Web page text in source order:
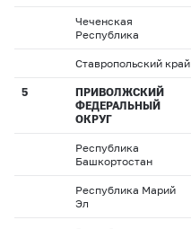
Чеченская
Республика
Ставропольский край
5
ПРИВОЛЖСКИЙ
ФЕДЕРАЛЬНЫЙ
ОКРУГ
Республика
Башкортостан
Республика Марий
Эл